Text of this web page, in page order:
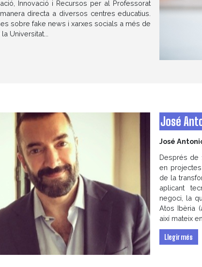
Innovació i Recursos per al Professorat
directa a diversos centres educatius.
sobre fake news i xarxes socials a més de
Universitat...
José
José
Després de
en
de la
aplicant
negoci, la
Atos Ibèria
així mateix
Llegir més